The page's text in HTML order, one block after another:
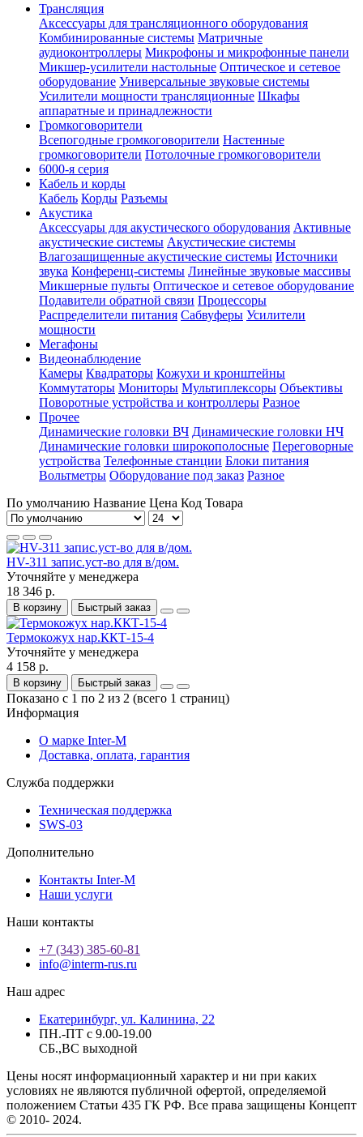
Трансляция
Аксессуары для трансляционного оборудования
Комбинированные системы Матричные
аудиоконтроллеры Микрофоны и микрофонные панели
Микшер-усилители настольные Оптическое и сетевое
оборудование Универсальные звуковые системы
Усилители мощности трансляционные Шкафы
аппаратные и принадлежности
Громкоговорители
Всепогодные громкоговорители Настенные
громкоговорители Потолочные громкоговорители
6000-я серия
Кабель и корды
Кабель Корды Разъемы
Акустика
Аксессуары для акустического оборудования Активные
акустические системы Акустические системы
Влагозащищенные акустические системы Источники
звука Конференц-системы Линейные звуковые массивы
Микшерные пульты Оптическое и сетевое оборудование
Подавители обратной связи Процессоры
Распределители питания Сабвуферы Усилители
мощности
Мегафоны
Видеонаблюдение
Камеры Квадраторы Кожухи и кронштейны
Коммутаторы Мониторы Мультиплексоры Объективы
Поворотные устройства и контроллеры Разное
Прочее
Динамические головки ВЧ Динамические головки НЧ
Динамические головки широкополосные Переговорные
устройства Телефонные станции Блоки питания
Вольтметры Оборудование под заказ Разное
По умолчанию Название Цена Код Товара
HV-311 запис.уст-во для в/дом.
Уточняйте у менеджера
18 346 р.
В корзину Быстрый заказ
Термокожух нар.ККТ-15-4
Уточняйте у менеджера
4 158 р.
В корзину Быстрый заказ
Показано с 1 по 2 из 2 (всего 1 страниц)
Информация
О марке Inter-M
Доставка, оплата, гарантия
Служба поддержки
Техническая поддержка
SWS-03
Дополнительно
Контакты Inter-M
Наши услуги
Наши контакты
+7 (343) 385-60-81
info@interm-rus.ru
Наш адрес
Екатеринбург, ул. Калинина, 22
ПН.-ПТ с 9.00-19.00
СБ.,ВС выходной
Цены носят информационный характер и ни при каких
условиях не являются публичной офертой, определяемой
положением Статьи 435 ГК РФ. Все права защищены Концепт
© 2010- 2024.